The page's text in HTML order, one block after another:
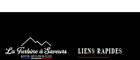
LIENS RAPIDES